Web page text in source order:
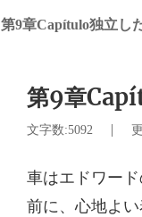
第9章Capítulo独立し
第9章
文字数:5092 |
前に、心地よ